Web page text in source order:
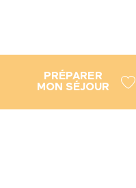
PRÉPARER
MON SÉJOUR